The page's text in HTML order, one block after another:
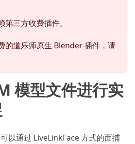
三方收费插件。
的道乐师原生 Blender 插件，请
模型文件进行实
以通过 LiveLinkFace 方式的面捕